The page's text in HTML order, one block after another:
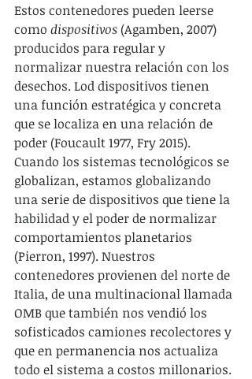
Estos contenedores pueden leerse
como dispositivos (Agamben, 2007)
producidos para regular y
normalizar nuestra relación con los
desechos. Lod dispositivos tienen
una función estratégica y concreta
que se localiza en una relación de
poder (Foucault 1977, Fry 2015).
Cuando los sistemas tecnológicos se
globalizan, estamos globalizando
una serie de dispositivos que tiene la
habilidad y el poder de normalizar
comportamientos planetarios
(Pierron, 1997). Nuestros
contenedores provienen del norte de
Italia, de una multinacional llamada
OMB que también nos vendió los
sofisticados camiones recolectores y
que en permanencia nos actualiza
todo el sistema a costos millonarios.